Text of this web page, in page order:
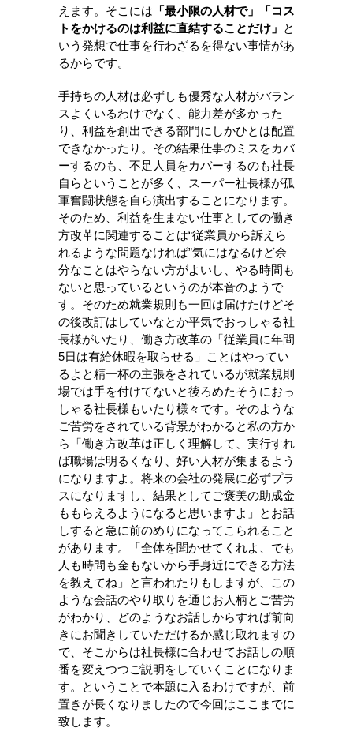
えます。そこには 「最小限の人材で」「コス
トをかけるのは利益に直結することだけ」 と
いう発想で仕事を行わざるを得ない事情があ
るからです。
手持ちの人材は必ずしも優秀な人材がバラン
スよくいるわけでなく、能力差が多かった
り、利益を創出できる部門にしかひとは配置
できなかったり。その結果仕事のミスをカバ
ーするのも、不足人員をカバーするのも社長
自らということが多く、スーパー社長様が孤
軍奮闘状態を自ら演出することになります。
そのため、利益を生まない仕事としての働き
方改革に関連することは“従業員から訴えら
れるような問題なければ”気にはなるけど余
分なことはやらない方がよいし、やる時間も
ないと思っているというのが本音のようで
す。そのため就業規則も一回は届けたけどそ
の後改訂はしていなとか平気でおっしゃる社
長様がいたり、働き方改革の「従業員に年間
5日は有給休暇を取らせる」ことはやってい
るよと精一杯の主張をされているが就業規則
場では手を付けてないと後ろめたそうにおっ
しゃる社長様もいたり様々です。そのような
ご苦労をされている背景がわかると私の方か
ら「働き方改革は正しく理解して、実行すれ
ば職場は明るくなり、好い人材が集まるよう
になりますよ。将来の会社の発展に必ずプラ
スになりますし、結果としてご褒美の助成金
ももらえるようになると思いますよ」とお話
しすると急に前のめりになってこられること
があります。「全体を聞かせてくれよ、でも
人も時間も金もないから手身近にできる方法
を教えてね」と言われたりもしますが、この
ような会話のやり取りを通じお人柄とご苦労
がわかり、どのようなお話しからすれば前向
きにお聞きしていただけるか感じ取れますの
で、そこからは社長様に合わせてお話しの順
番を変えつつご説明をしていくことになりま
す。ということで本題に入るわけですが、前
置きが長くなりましたので今回はここまでに
致します。